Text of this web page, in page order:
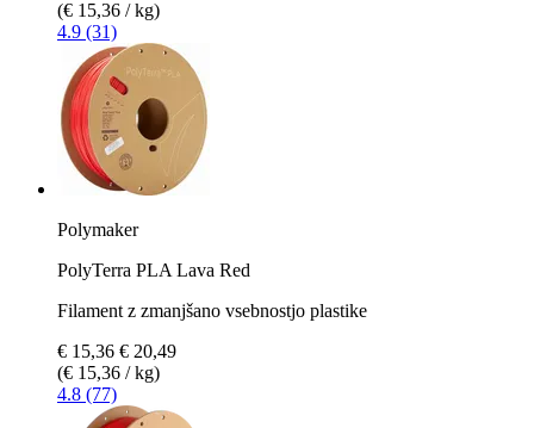
(€ 15,36 / kg)
4.9 (31)
Polymaker
PolyTerra PLA Lava Red
Filament z zmanjšano vsebnostjo plastike
€ 15,36 € 20,49
(€ 15,36 / kg)
4.8 (77)